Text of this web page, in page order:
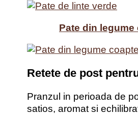
Pate din legume
Retete de post
Pranzul in perioada de
satios, aromat si